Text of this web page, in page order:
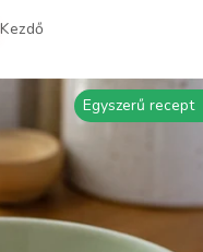
Kezdő
Egyszerű recept